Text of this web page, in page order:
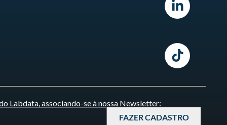
Labdata, associando-se à nossa Newsletter:
FAZER CADASTRO